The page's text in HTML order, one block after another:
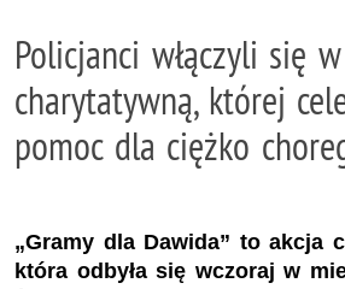
Policjanci włączyli się
charytatywną, której
pomoc dla ciężko
„Gramy dla Dawida” to akcja
która odbyła się wczoraj w